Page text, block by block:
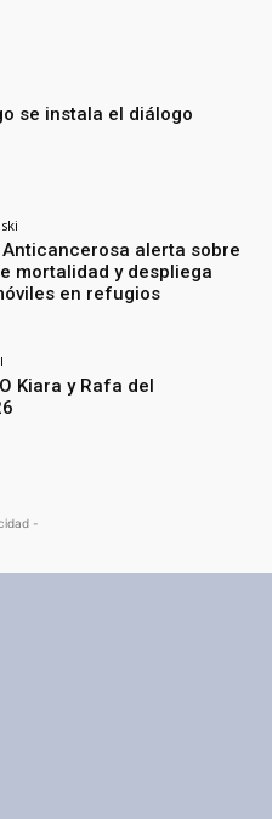
se instala el diálogo
alerta sobre
mortalidad y despliega
en refugios
Kiara y Rafa del
-